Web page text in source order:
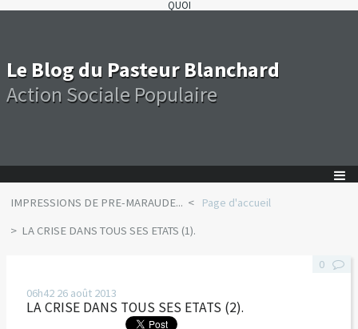
QUOI
Le Blog du Pasteur Blanchard
Action Sociale Populaire
IMPRESSIONS DE PRE-MARAUDE...
Page d'accueil
LA CRISE DANS TOUS SES ETATS (1).
06h42 26 août 2013
LA CRISE DANS TOUS SES ETATS (2).
0